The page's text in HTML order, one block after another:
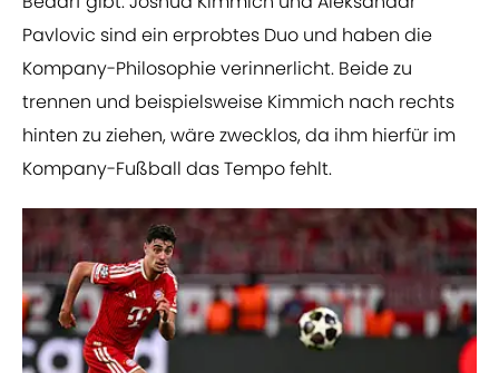
Pavlovic sind ein erprobtes Duo und haben die
Kompany-Philosophie verinnerlicht. Beide zu
trennen und beispielsweise Kimmich nach rechts
hinten zu ziehen, wäre zwecklos, da ihm hierfür im
Kompany-Fußball das Tempo fehlt.